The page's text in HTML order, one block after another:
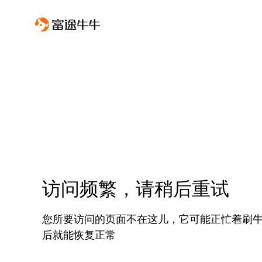
访问频繁，请稍后重试
您所要访问的页面不在这儿，它可能正忙着刷
后就能恢复正常